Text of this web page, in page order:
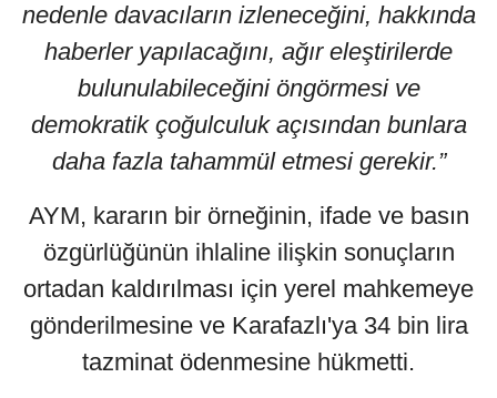
nedenle davacıların izleneceğini, hakkında
haberler yapılacağını, ağır eleştirilerde
bulunulabileceğini öngörmesi ve
demokratik çoğulculuk açısından bunlara
daha fazla tahammül etmesi gerekir.”
AYM, kararın bir örneğinin, ifade ve basın
özgürlüğünün ihlaline ilişkin sonuçların
ortadan kaldırılması için yerel mahkemeye
gönderilmesine ve Karafazlı'ya 34 bin lira
tazminat ödenmesine hükmetti.